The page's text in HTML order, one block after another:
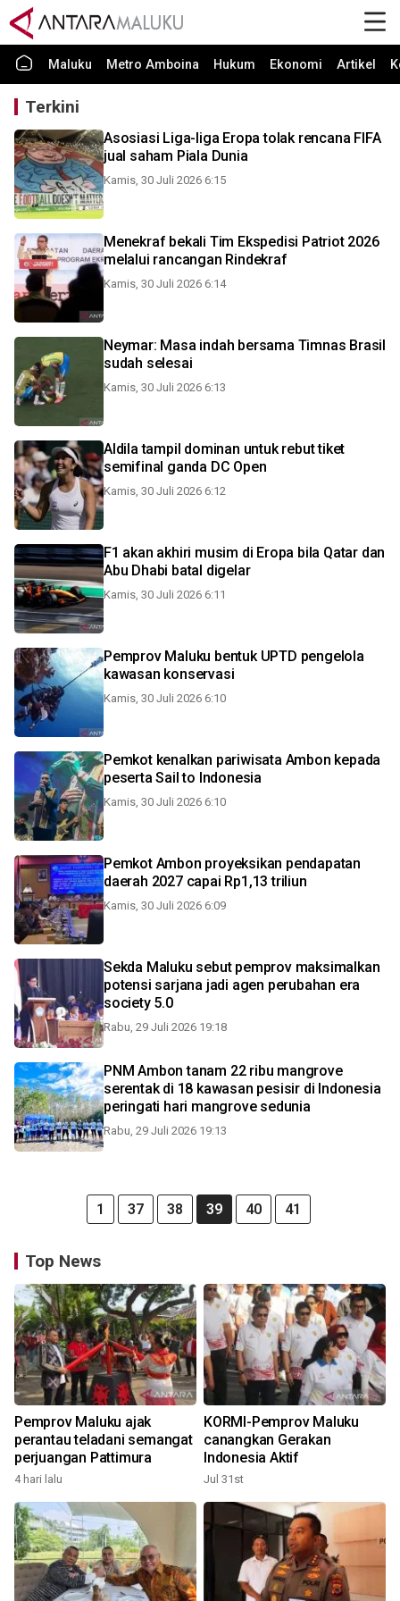
Maluku Metro Amboina Hukum Ekonomi Artikel
Terkini
Asosiasi Liga-liga Eropa tolak rencana FIFA
jual saham Piala Dunia
Kamis, 30 Juli 2026 6:15
Menekraf bekali Tim Ekspedisi Patriot 2026
melalui rancangan Rindekraf
Kamis, 30 Juli 2026 6:14
Neymar: Masa indah bersama Timnas Brasil
sudah selesai
Kamis, 30 Juli 2026 6:13
Aldila tampil dominan untuk rebut tiket
semifinal ganda DC Open
Kamis, 30 Juli 2026 6:12
F1 akan akhiri musim di Eropa bila Qatar dan
Abu Dhabi batal digelar
Kamis, 30 Juli 2026 6:11
Pemprov Maluku bentuk UPTD pengelola
kawasan konservasi
Kamis, 30 Juli 2026 6:10
Pemkot kenalkan pariwisata Ambon kepada
peserta Sail to Indonesia
Kamis, 30 Juli 2026 6:10
Pemkot Ambon proyeksikan pendapatan
daerah 2027 capai Rp1,13 triliun
Kamis, 30 Juli 2026 6:09
Sekda Maluku sebut pemprov maksimalkan
potensi sarjana jadi agen perubahan era
society 5.0
Rabu, 29 Juli 2026 19:18
PNM Ambon tanam 22 ribu mangrove
serentak di 18 kawasan pesisir di Indonesia
peringati hari mangrove sedunia
Rabu, 29 Juli 2026 19:13
1 37 38 39 40 41
Top News
Pemprov Maluku ajak
perantau teladani semangat
perjuangan Pattimura
4 hari lalu
KORMI-Pemprov Maluku
canangkan Gerakan
Indonesia Aktif
Jul 31st